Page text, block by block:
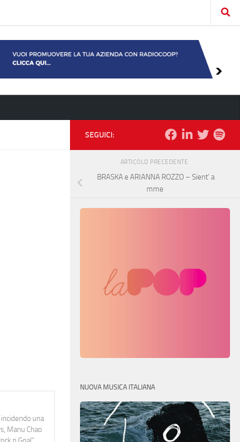
una
Manu Chao
SEGUICI:
ARTICOLO PRECEDENTE
BRASKA e ARIANNA ROZZO – Sient’ a
mme
NUOVA MUSICA ITALIANA